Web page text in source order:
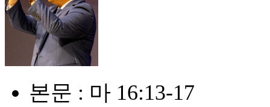
본문 : 마 16:13-17